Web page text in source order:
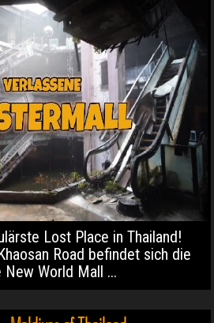
Lost Place in Thailand!
Road befindet sich die
New World Mall ...